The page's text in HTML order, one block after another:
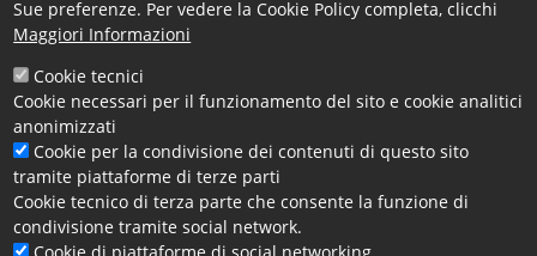
campione d’indagine per i prossimi tre trimestri.
Per l'assistenza alle imprese
Cosenza circa la compilazione del questionario
Excelsior,
negli orari d'ufficioai recapiti0984 815 259 -
0984 815 213 - 0984 815 254 - 0984 815 256 -
815 265-0984 815 267.
Sue preferenze. Per vedere la Cookie Policy completa, clicchi
Maggiori Informazioni
Cookie tecnici
Cookie necessari per il funzionamento del sito e cookie analitici
anonimizzati
Cookie per la condivisione dei contenuti di questo sito
tramite piattaforme di terze parti
Cookie tecnico di terza parte che consente la funzione di
condivisione tramite social network.